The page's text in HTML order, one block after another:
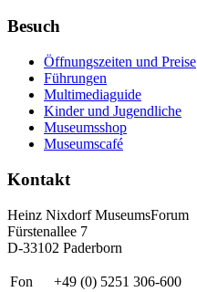
Besuch
Öffnungszeiten und Preise
Führungen
Multimediaguide
Kinder und Jugendliche
Museumsshop
Museumscafé
Kontakt
Heinz Nixdorf MuseumsForum
Fürstenallee 7
D-33102 Paderborn
Fon
+49 (0) 5251 306-600